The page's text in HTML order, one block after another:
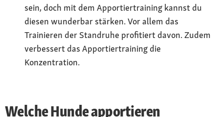
sein, doch mit dem Apportiertraining kannst du
diesen wunderbar stärken. Vor allem das
Trainieren der Standruhe profitiert davon. Zudem
verbessert das Apportiertraining die
Konzentration.
Welche Hunde apportieren